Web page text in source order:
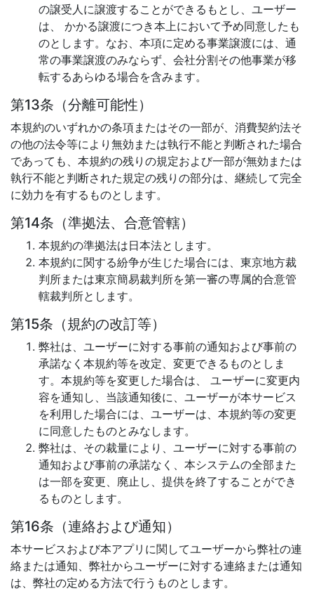
の譲受人に譲渡することができるもとし、ユーザー
は、 かかる譲渡につき本上において予め同意したも
のとします。なお、本項に定める事業譲渡には、通
常の事業譲渡のみならず、会社分割その他事業が移
転するあらゆる場合を含みます。
第13条（分離可能性）
本規約のいずれかの条項またはその一部が、消費契約法そ
の他の法令等により無効または執行不能と判断された場合
であっても、本規約の残りの規定および一部が無効または
執行不能と判断された規定の残りの部分は、継続して完全
に効力を有するものとします。
第14条（準拠法、合意管轄）
本規約の準拠法は日本法とします。
本規約に関する紛争が生じた場合には、東京地方裁
判所または東京簡易裁判所を第一審の専属的合意管
轄裁判所とします。
第15条（規約の改訂等）
弊社は、ユーザーに対する事前の通知および事前の
承諾なく本規約等を改定、変更できるものとしま
す。本規約等を変更した場合は、 ユーザーに変更内
容を通知し、当該通知後に、ユーザーが本サービス
を利用した場合には、ユーザーは、本規約等の変更
に同意したものとみなします。
弊社は、その裁量により、ユーザーに対する事前の
通知および事前の承諾なく、本システムの全部また
は一部を変更、廃止し、提供を終了することができ
るものとします。
第16条（連絡および通知）
本サービスおよび本アプリに関してユーザーから弊社の連
絡または通知、弊社からユーザーに対する連絡または通知
は、弊社の定める方法で行うものとします。